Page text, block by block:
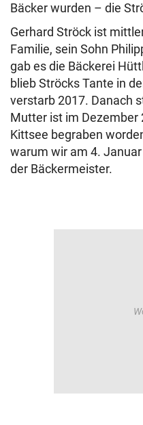
Bäcker wurden – die
Gerhard Ströck ist
Familie, sein Sohn
gab es die Bäckerei
blieb Ströcks Tante in
verstarb 2017. Danach
Mutter ist im Dezember
Kittsee begraben
warum wir am 4.
der Bäckermeister.